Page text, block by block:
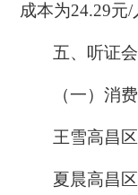
成本为24.29元/
五、听证
（一）消
王雪高昌
夏 晨高昌